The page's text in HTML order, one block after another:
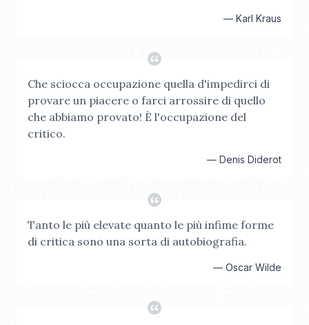
— Karl Kraus
Che sciocca occupazione quella d'impedirci di
provare un piacere o farci arrossire di quello
che abbiamo provato! È l'occupazione del
critico.
— Denis Diderot
Tanto le più elevate quanto le più infime forme
di critica sono una sorta di autobiografia.
— Oscar Wilde